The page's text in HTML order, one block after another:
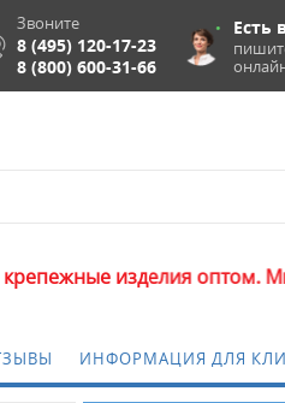
Есть
Звоните
8 (495) 120-17-23
8 (800) 600-31-66
изделия оптом.
ИНФОРМАЦИЯ ДЛЯ